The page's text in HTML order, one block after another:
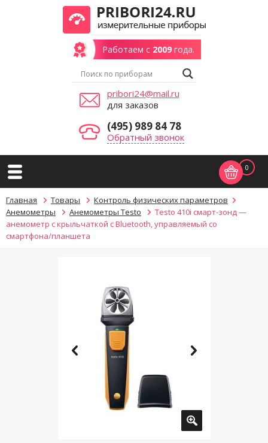
Работаем с 2009года.
pribori24@mail.ru
для заказов
(495) 989 84 78
Обратный звонок
0
Главная Товары
Контроль физических параметров
Анемометры
Анемометры Testo
Testo 410i смарт-зонд —
анемометр с крыльчаткой с Bluetooth, управляемый со
смартфона/планшета